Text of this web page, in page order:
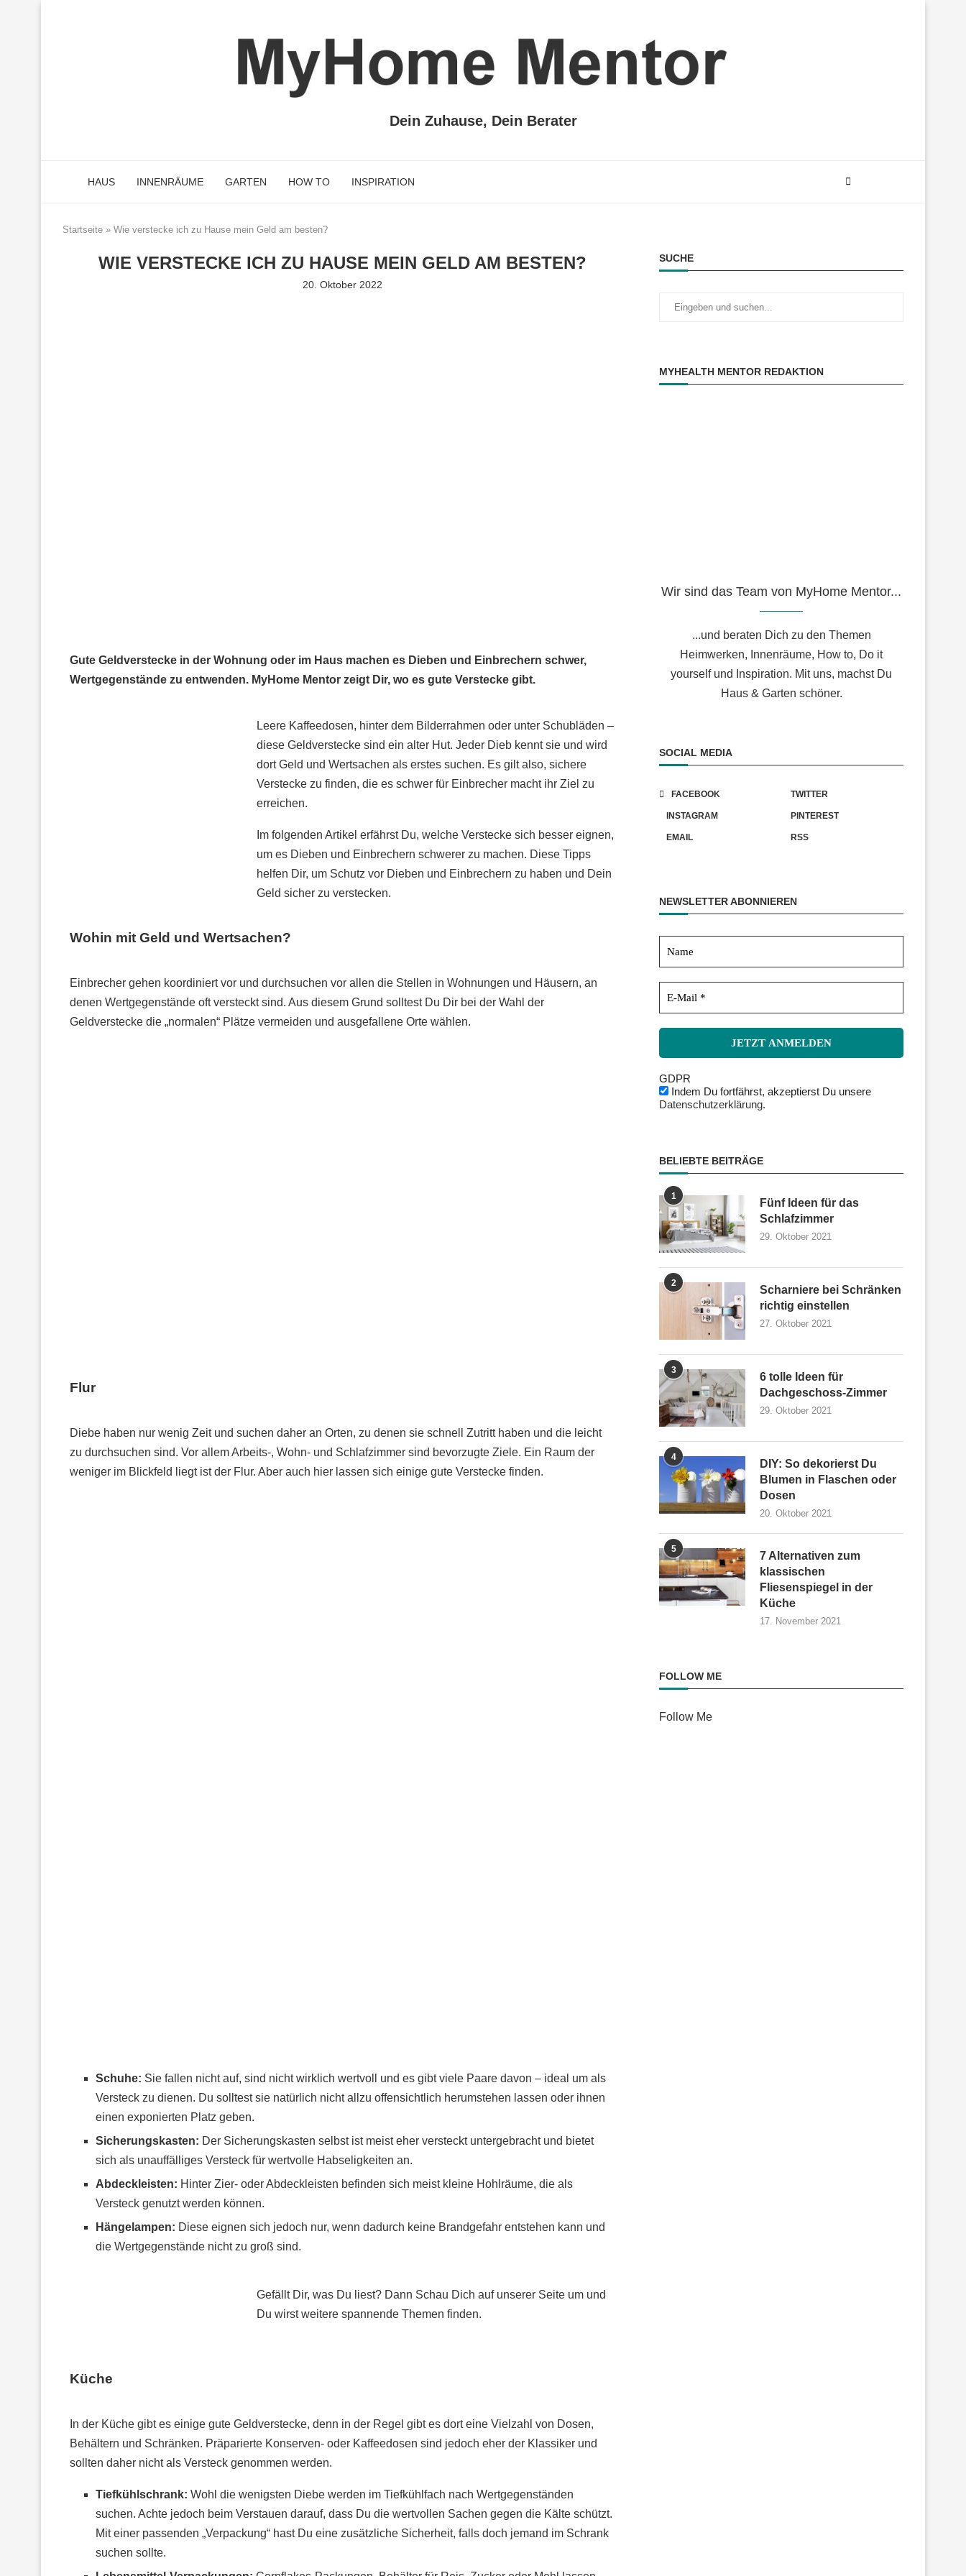
Dein Zuhause, Dein Berater
HAUS INNENRÄUME GARTEN HOW TO INSPIRATION
Startseite » Wie verstecke ich zu Hause mein Geld am besten?
WIE VERSTECKE ICH ZU HAUSE MEIN GELD AM BESTEN?
20. Oktober 2022
Gute Geldverstecke in der Wohnung oder im Haus machen es Dieben und Einbrechern schwer,
Wertgegenstände zu entwenden. MyHome Mentor zeigt Dir, wo es gute Verstecke gibt.
Leere Kaffeedosen, hinter dem Bilderrahmen oder unter Schubläden –
diese Geldverstecke sind ein alter Hut. Jeder Dieb kennt sie und wird
dort Geld und Wertsachen als erstes suchen. Es gilt also, sichere
Verstecke zu finden, die es schwer für Einbrecher macht ihr Ziel zu
erreichen.
Im folgenden Artikel erfährst Du, welche Verstecke sich besser eignen,
um es Dieben und Einbrechern schwerer zu machen. Diese Tipps
helfen Dir, um Schutz vor Dieben und Einbrechern zu haben und Dein
Geld sicher zu verstecken.
Wohin mit Geld und Wertsachen?
Einbrecher gehen koordiniert vor und durchsuchen vor allen die Stellen in Wohnungen und Häusern, an
denen Wertgegenstände oft versteckt sind. Aus diesem Grund solltest Du Dir bei der Wahl der
Geldverstecke die „normalen“ Plätze vermeiden und ausgefallene Orte wählen.
Flur
Diebe haben nur wenig Zeit und suchen daher an Orten, zu denen sie schnell Zutritt haben und die leicht
zu durchsuchen sind. Vor allem Arbeits-, Wohn- und Schlafzimmer sind bevorzugte Ziele. Ein Raum der
weniger im Blickfeld liegt ist der Flur. Aber auch hier lassen sich einige gute Verstecke finden.
Schuhe: Sie fallen nicht auf, sind nicht wirklich wertvoll und es gibt viele Paare davon – ideal um als
Versteck zu dienen. Du solltest sie natürlich nicht allzu offensichtlich herumstehen lassen oder ihnen
einen exponierten Platz geben.
Sicherungskasten: Der Sicherungskasten selbst ist meist eher versteckt untergebracht und bietet
sich als unauffälliges Versteck für wertvolle Habseligkeiten an.
Abdeckleisten: Hinter Zier- oder Abdeckleisten befinden sich meist kleine Hohlräume, die als
Versteck genutzt werden können.
Hängelampen: Diese eignen sich jedoch nur, wenn dadurch keine Brandgefahr entstehen kann und
die Wertgegenstände nicht zu groß sind.
Gefällt Dir, was Du liest? Dann Schau Dich auf unserer Seite um und
Du wirst weitere spannende Themen finden.
Küche
In der Küche gibt es einige gute Geldverstecke, denn in der Regel gibt es dort eine Vielzahl von Dosen,
Behältern und Schränken. Präparierte Konserven- oder Kaffeedosen sind jedoch eher der Klassiker und
sollten daher nicht als Versteck genommen werden.
Tiefkühlschrank: Wohl die wenigsten Diebe werden im Tiefkühlfach nach Wertgegenständen
suchen. Achte jedoch beim Verstauen darauf, dass Du die wertvollen Sachen gegen die Kälte schützt.
Mit einer passenden „Verpackung“ hast Du eine zusätzliche Sicherheit, falls doch jemand im Schrank
suchen sollte.
SUCHE
MYHEALTH MENTOR REDAKTION
Wir sind das Team von MyHome Mentor...
...und beraten Dich zu den Themen
Heimwerken, Innenräume, How to, Do it
yourself und Inspiration. Mit uns, machst Du
Haus & Garten schöner.
SOCIAL MEDIA
FACEBOOK TWITTER
INSTAGRAM PINTEREST
EMAIL RSS
NEWSLETTER ABONNIEREN
GDPR
Indem Du fortfährst, akzeptierst Du unsere
Datenschutzerklärung.
BELIEBTE BEITRÄGE
1
Fünf Ideen für das
Schlafzimmer
29. Oktober 2021
2
Scharniere bei Schränken
richtig einstellen
27. Oktober 2021
3
6 tolle Ideen für
Dachgeschoss-Zimmer
29. Oktober 2021
4
DIY: So dekorierst Du
Blumen in Flaschen oder
Dosen
20. Oktober 2021
5
7 Alternativen zum
klassischen
Fliesenspiegel in der
Küche
17. November 2021
FOLLOW ME
Follow Me